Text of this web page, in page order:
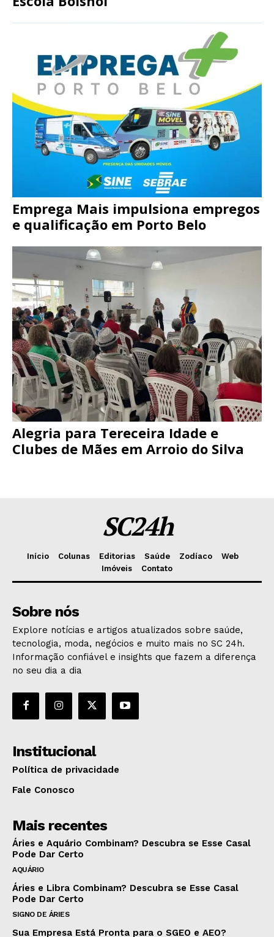
Emprega Mais impulsiona empregos
e qualificação em Porto Belo
Alegria para Tereceira Idade e
Clubes de Mães em Arroio do Silva
SC24h
Início Colunas Editorias Saúde Zodíaco
Web
Imóveis
Contato
Sobre nós
Explore notícias e artigos atualizados sobre saúde,
tecnologia, moda, negócios e muito mais no SC 24h.
Informação confiável e insights que fazem a diferença
no seu dia a dia
Institucional
Política de privacidade
Fale Conosco
Mais recentes
Áries e Aquário Combinam? Descubra se Esse Casal
Pode Dar Certo
AQUÁRIO
Áries e Libra Combinam? Descubra se Esse Casal
Pode Dar Certo
SIGNO DE ÁRIES
Sua Empresa Está Pronta para o SGEO e AEO?